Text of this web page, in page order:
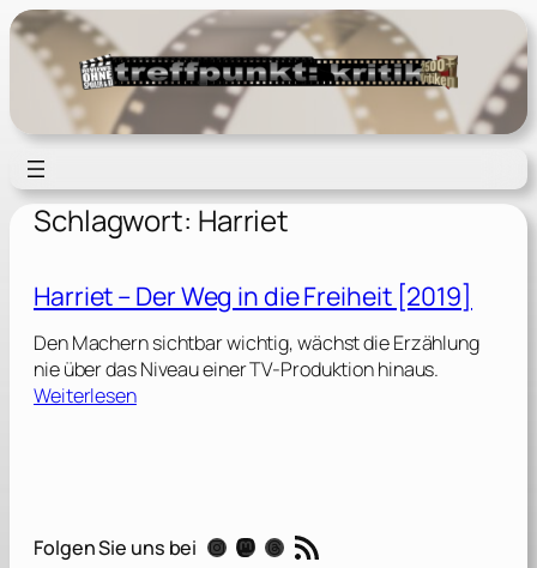
Zum
Inhalt
springen
Schlagwort: Harriet
Harriet – Der Weg in die Freiheit [2019]
Den Machern sichtbar wichtig, wächst die Erzählung
nie über das Niveau einer TV-Produktion hinaus.
Weiterlesen:
e
Folgen Sie uns bei Instagram Mastodon Threads RSS-Feed